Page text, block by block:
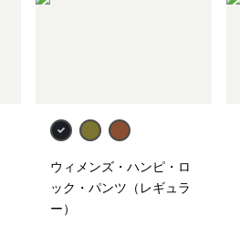
ウィメンズ・ハンピ・ロ
ック・パンツ（レギュラ
ー）